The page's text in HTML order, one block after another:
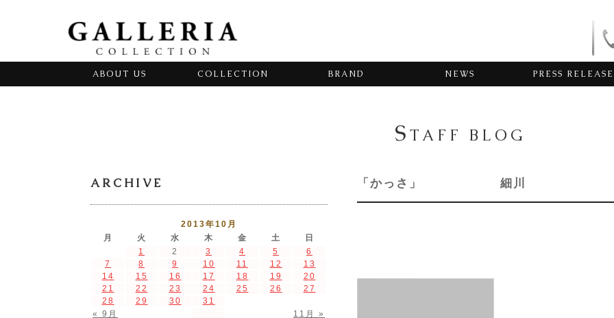
ABOUT US COLLECTION BRAND NEWS PRESS RELEASE
S TAFF BLOG
「かっさ」 細川
ARCHIVE
2013年10月
月
火 水 木 金 土 日
« 9月 11月 »
1 2 3 4 5
6
7
8 9 10 11 12
13
14
15 16 17 18 19
20
21
22 23 24 25 26
27
28
29 30 31